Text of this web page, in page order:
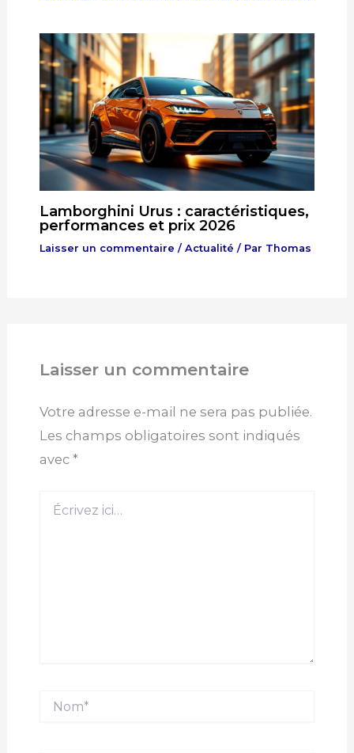
Lamborghini Urus : caractéristiques,
performances et prix 2026
Laisser un commentaire / Actualité / Par Thomas
Laisser un commentaire
Votre adresse e-mail ne sera pas publiée.
Les champs obligatoires sont indiqués
avec *
ici…